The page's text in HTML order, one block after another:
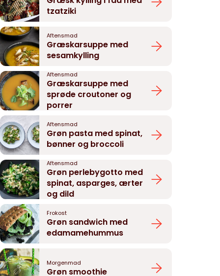
tzatziki
Aftensmad
Græskarsuppe med
sesamkylling
Aftensmad
Græskarsuppe med
sprøde croutoner og
porrer
Aftensmad
Grøn pasta med spinat,
bønner og broccoli
Aftensmad
Grøn perlebygotto med
spinat, asparges, ærter
og dild
Frokost
Grøn sandwich med
edamamehummus
Morgenmad
Grøn smoothie